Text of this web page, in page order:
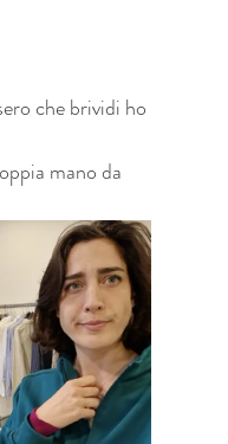
che brividi ho
mano da